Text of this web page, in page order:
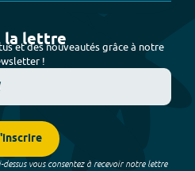
la lettre
et des nouveautés grâce à notre
!
vous consentez à recevoir notre lettre